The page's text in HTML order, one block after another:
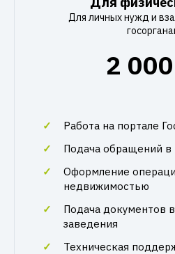
Для личных нужд и
2 000
Работа на портале
Подача обращений в
Оформление
недвижимостью
Подача документов
заведения
Техническая